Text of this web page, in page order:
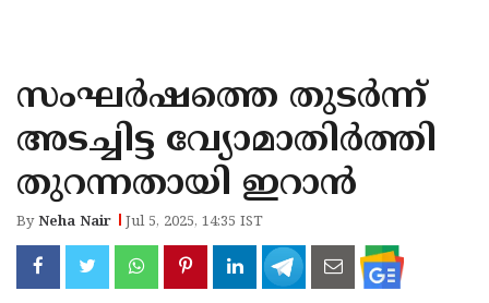
KANNUR
KASARAGOD
സംഘർഷത്തെ തുടർന്ന്
അടച്ചിട്ട വ്യോമാതിർത്തി
തുറന്നതായി ഇറാൻ
ByNeha Nair Jul 5, 2025, 14:35 IST